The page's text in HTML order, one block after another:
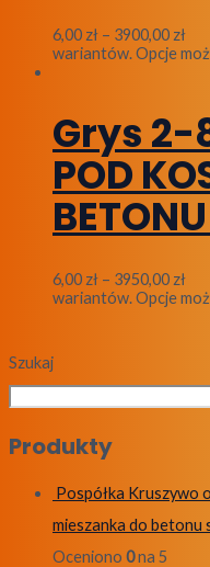
6,00 zł – 3900,00 zł
wariantów. Opcje
Grys 2-
POD
6,00 zł – 3950,00 zł
wariantów. Opcje
Szukaj
Produkty
Pospółka Kruszywo
mieszanka do betonu
Oceniono 0na 5